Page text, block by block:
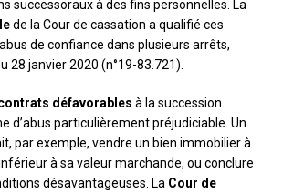
successoraux à des fins personnelles. La
de la Cour de cassation a qualifié ces
de confiance dans plusieurs arrêts,
28 janvier 2020 (n°19-83.721).
défavorables à la succession
d’abus particulièrement préjudiciable. Un
par exemple, vendre un bien immobilier à
à sa valeur marchande, ou conclure
désavantageuses. La Cour de